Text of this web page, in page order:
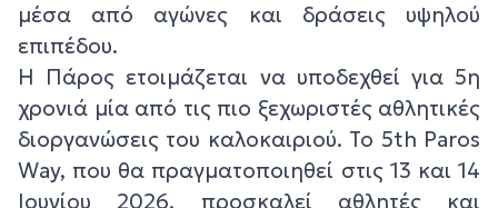
μέσα από αγώνες και δράσεις υψηλού
επιπέδου.
Η Πάρος ετοιμάζεται να υποδεχθεί για 5η
χρονιά μία από τις πιο ξεχωριστές αθλητικές
διοργανώσεις του καλοκαιριού. Το 5th Paros
Way, που θα πραγματοποιηθεί στις 13 και 14
Ιουνίου 2026, προσκαλεί αθλητές και